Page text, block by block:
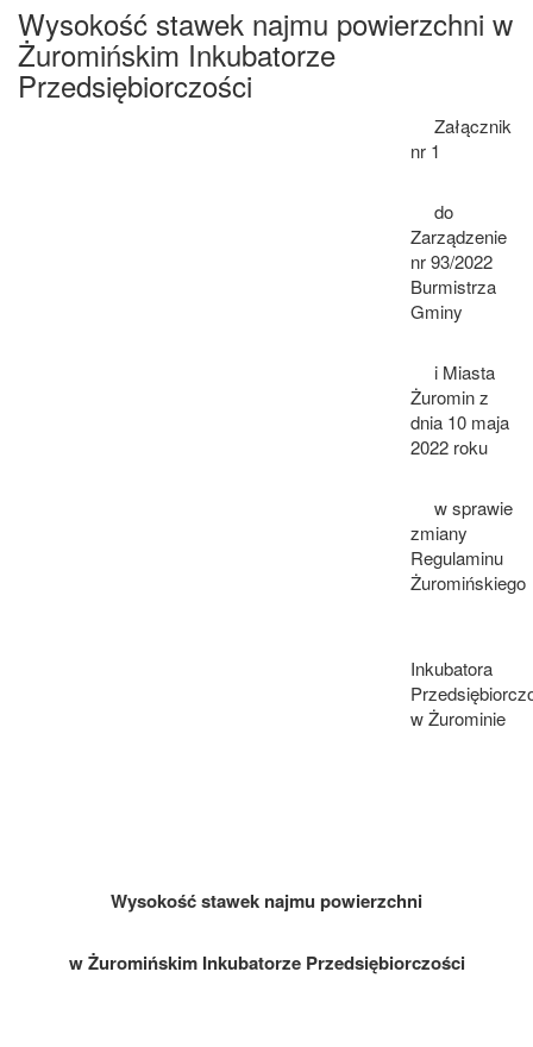
Wysokość stawek najmu powierzchni w
Żuromińskim Inkubatorze
Przedsiębiorczości
Załącznik
nr 1
do
Zarządzenie
nr 93/2022
Burmistrza
Gminy
i Miasta
Żuromin z
dnia 10 maja
2022 roku
w sprawie
zmiany
Regulaminu
Żuromińskiego
Inkubatora
w Żurominie
Wysokość stawek najmu powierzchni
w Żuromińskim Inkubatorze Przedsiębiorczości